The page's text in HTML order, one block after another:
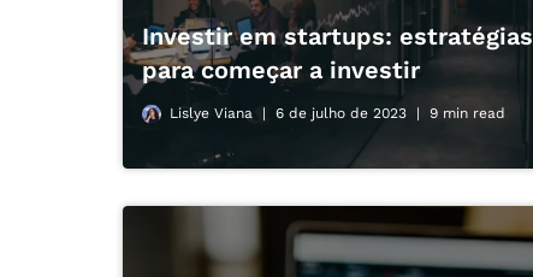
Investir em startups: estratégias
para começar a investir
Lislye Viana 6 de julho de 2023 9 min read